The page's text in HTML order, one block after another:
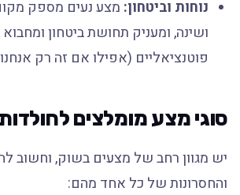
נוחות וביטחון:מצע נעים מספק
ושינה, ומעניק תחושת ביטחון ומחבוא
פוטנציאליים (אפילו אם זה רק
סוגי מצע מומלצים לחולדות
יש מגוון רחב של מצעים בשוק, וחשוב
והחסרונות של כל אחד מהם: